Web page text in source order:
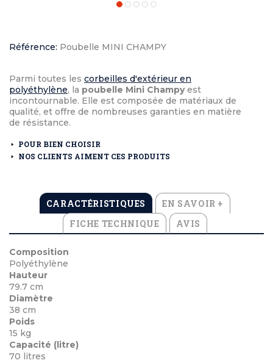
Référence: Poubelle MINI CHAMPY
Parmi toutes les corbeilles d'extérieur en
polyéthylène, la poubelle Mini Champyest
incontournable. Elle est composée de matériaux de
qualité, et offre de nombreuses garanties en matière
de résistance.
POUR BIEN CHOISIR
NOS CLIENTS AIMENT CES PRODUITS
CARACTÉRISTIQUES
EN SAVOIR +
FICHE TECHNIQUE
AVIS
Composition
Polyéthylène
Hauteur
79.7 cm
Diamètre
38 cm
Poids
15 kg
Capacité (litre)
70 litres